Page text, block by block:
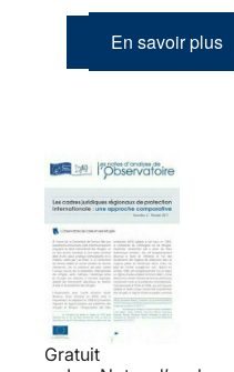
En savoir plus
Gratuit